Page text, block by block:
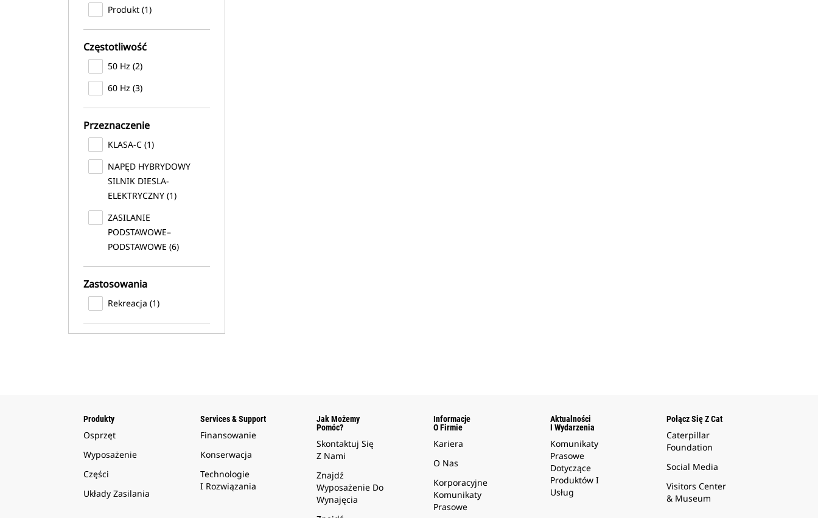
Produkt (1)
Częstotliwość
50 Hz (2)
60 Hz (3)
Przeznaczenie
KLASA-C (1)
NAPĘD HYBRYDOWY
SILNIK DIESLA-
ELEKTRYCZNY (1)
ZASILANIE
PODSTAWOWE–
PODSTAWOWE (6)
Zastosowania
Rekreacja (1)
Produkty
Osprzęt
Wyposażenie
Części
Układy Zasilania
Services & Support
Finansowanie
Konserwacja
Technologie
I Rozwiązania
Jak Możemy
Pomóc?
Skontaktuj Się
Z Nami
Znajdź
Wyposażenie Do
Wynajęcia
Informacje
O Firmie
Kariera
O Nas
Korporacyjne
Komunikaty
Prasowe
Aktualności
I Wydarzenia
Komunikaty
Prasowe
Dotyczące
Produktów I
Usług
Połącz Się Z Cat
Caterpillar
Foundation
Social Media
Visitors Center
& Museum